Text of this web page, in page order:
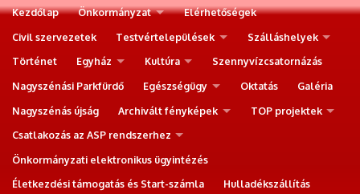
Kezdőlap Önkormányzat
Elérhetőségek
Civil szervezetek
Testvértelepülések
Szálláshelyek
Történet
Egyház Kultúra
Szennyvízcsatornázás
Nagyszénási Parkfürdő
Egészségügy Oktatás
Galéria
Nagyszénás újság
Archivált fényképek
TOP projektek
Csatlakozás az ASP rendszerhez
Önkormányzati elektronikus ügyintézés
Életkezdési támogatás és Start-számla
Hulladékszállítás